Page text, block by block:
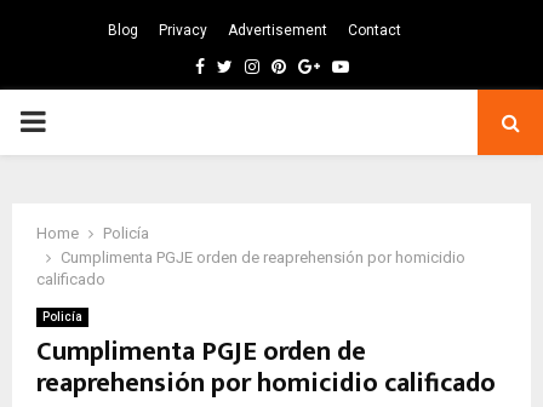
Blog Privacy Advertisement Contact
Facebook
TwitterInstagram
Pinterest
GoogleYoutube
PRIMARY
Home
Policía
Cumplimenta PGJE orden de reaprehensión por homicidio
calificado
Policía
Cumplimenta PGJE orden de
reaprehensión por homicidio calificado